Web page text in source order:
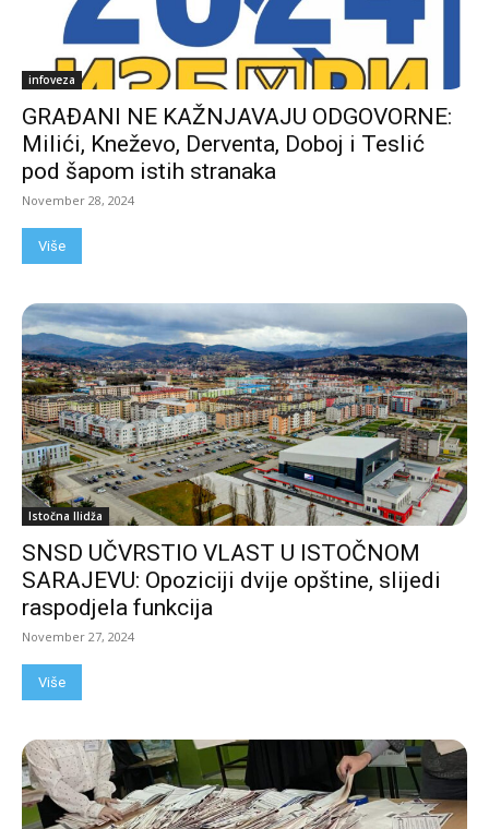
infoveza
GRAĐANI NE KAŽNJAVAJU ODGOVORNE:
Milići, Kneževo, Derventa, Doboj i Teslić
pod šapom istih stranaka
November 28, 2024
Više
Istočna Ilidža
SNSD UČVRSTIO VLAST U ISTOČNOM
SARAJEVU: Opoziciji dvije opštine, slijedi
raspodjela funkcija
November 27, 2024
Više